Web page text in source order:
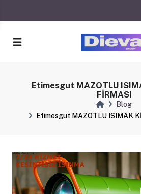
Etimesgut MAZOTLU
FİRMASI
Blog
Etimesgut MAZOTLU ISIMAK